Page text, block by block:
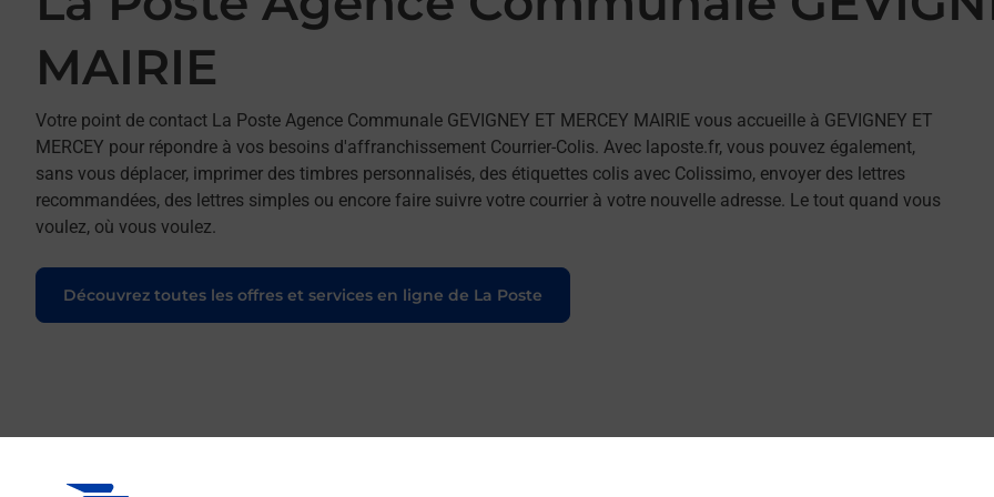
MAIRIE
Votre point de contact La Poste Agence Communale GEVIGNEY ET MERCEY MAIRIE vous accueille à GEVIGNEY ET
MERCEY pour répondre à vos besoins d'affranchissement Courrier-Colis. Avec laposte.fr, vous pouvez également,
sans vous déplacer, imprimer des timbres personnalisés, des étiquettes colis avec Colissimo, envoyer des lettres
recommandées, des lettres simples ou encore faire suivre votre courrier à votre nouvelle adresse. Le tout quand vous
voulez, où vous voulez.
Découvrez toutes les offres et services en ligne de La Poste